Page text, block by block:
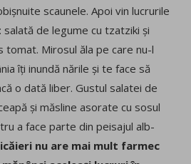
scaunele. Apoi vin lucrurile
de legume cu tzatziki și
tomat. Mirosul ăla pe care nu-l
îți inundă nările și te face să
o dată liber. Gustul salatei de
și măsline asorate cu sosul
a face parte din peisajul alb-
nu are mai mult farmec